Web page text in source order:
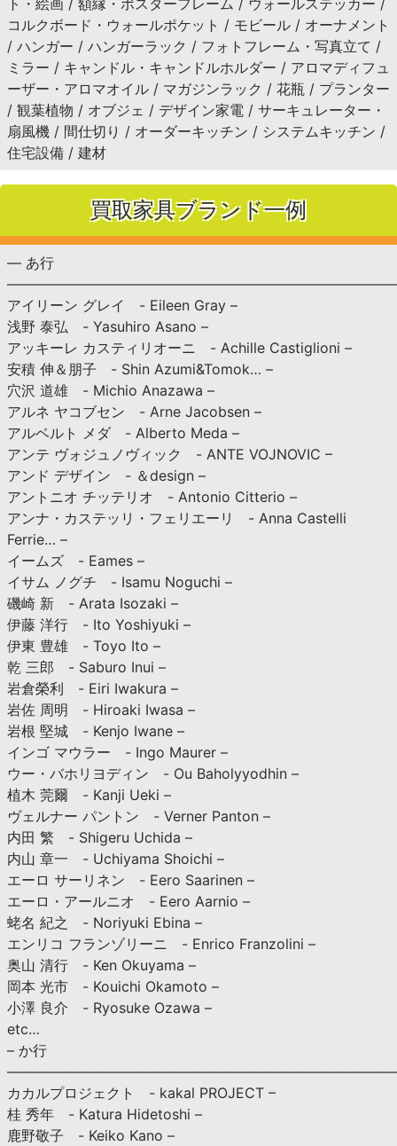
ト・絵画 / 額縁・ポスターフレーム / ウォールステッカー /
コルクボード・ウォールポケット / モビール / オーナメント
/ ハンガー / ハンガーラック / フォトフレーム・写真立て /
ミラー / キャンドル・キャンドルホルダー / アロマディフュ
ーザー・アロマオイル / マガジンラック / 花瓶 / プランター
/ 観葉植物 / オブジェ / デザイン家電 / サーキュレーター・
扇風機 / 間仕切り / オーダーキッチン / システムキッチン /
住宅設備 / 建材
買取家具ブランド一例
— あ行
アイリーン グレイ - Eileen Gray –
浅野 泰弘 - Yasuhiro Asano –
アッキーレ カスティリオーニ - Achille Castiglioni –
安積 伸＆朋子 - Shin Azumi&Tomok… –
穴沢 道雄 - Michio Anazawa –
アルネ ヤコブセン - Arne Jacobsen –
アルベルト メダ - Alberto Meda –
アンテ ヴォジュノヴィック - ANTE VOJNOVIC –
アンド デザイン - ＆design –
アントニオ チッテリオ - Antonio Citterio –
アンナ・カステッリ・フェリエーリ - Anna Castelli
Ferrie… –
イームズ - Eames –
イサム ノグチ - Isamu Noguchi –
磯崎 新 - Arata Isozaki –
伊藤 洋行 - Ito Yoshiyuki –
伊東 豊雄 - Toyo Ito –
乾 三郎 - Saburo Inui –
岩倉榮利 - Eiri Iwakura –
岩佐 周明 - Hiroaki Iwasa –
岩根 堅城 - Kenjo Iwane –
インゴ マウラー - Ingo Maurer –
ウー・バホリヨディン - Ou Baholyyodhin –
植木 莞爾 - Kanji Ueki –
ヴェルナー パントン - Verner Panton –
内田 繁 - Shigeru Uchida –
内山 章一 - Uchiyama Shoichi –
エーロ サーリネン - Eero Saarinen –
エーロ・アールニオ - Eero Aarnio –
蛯名 紀之 - Noriyuki Ebina –
エンリコ フランゾリーニ - Enrico Franzolini –
奥山 清行 - Ken Okuyama –
岡本 光市 - Kouichi Okamoto –
小澤 良介 - Ryosuke Ozawa –
etc…
– か行
カカルプロジェクト - kakal PROJECT –
桂 秀年 - Katura Hidetoshi –
鹿野敬子 - Keiko Kano –